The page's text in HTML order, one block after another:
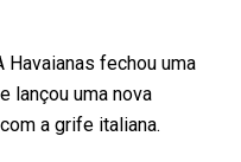
Havaianas fechou uma
lançou uma nova
a grife italiana.